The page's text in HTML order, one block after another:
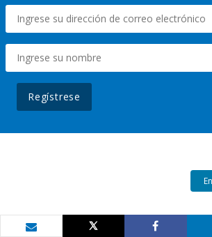
Regístrese